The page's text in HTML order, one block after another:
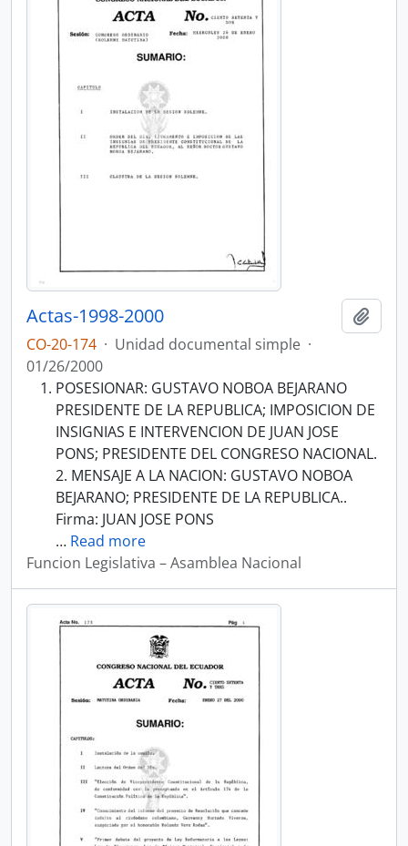
Actas-1998-2000
CO-20-174 · Unidad documental simple ·
01/26/2000
POSESIONAR: GUSTAVO NOBOA BEJARANO
PRESIDENTE DE LA REPUBLICA; IMPOSICION DE
INSIGNIAS E INTERVENCION DE JUAN JOSE
PONS; PRESIDENTE DEL CONGRESO NACIONAL.
2. MENSAJE A LA NACION: GUSTAVO NOBOA
BEJARANO; PRESIDENTE DE LA REPUBLICA..
Firma: JUAN JOSE PONS
… Read more
Funcion Legislativa – Asamblea Nacional